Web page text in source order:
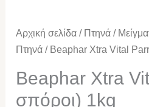
Αρχική σελίδα / Πτηνά /
Πτηνά / Beaphar Xtra Vital
Beaphar Xtra
σπόροι) 1kg